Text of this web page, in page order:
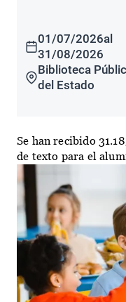
01/07/2026al
31/08/2026
Biblioteca
del Estado
Se han recibido
de texto para el